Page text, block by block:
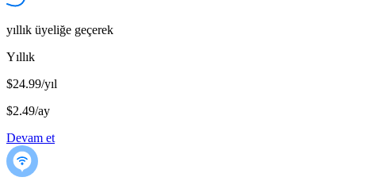
yıllık üyeliğe geçerek
Yıllık
$24.99/yıl
$2.49/ay
Devam et